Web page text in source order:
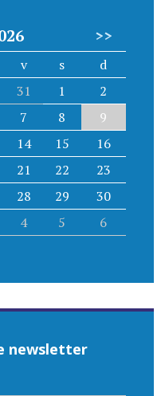
>>
v s
d
31 1
2
7 8
9
14 15
16
21 22
23
28 29
30
4 5 6
newsletter